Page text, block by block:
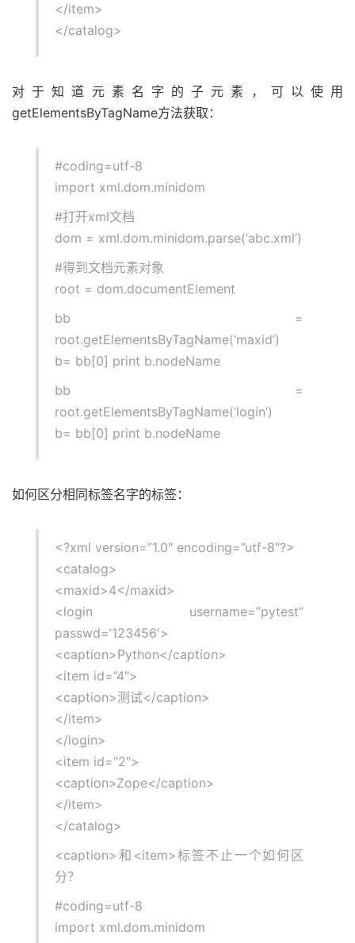
</item>
</catalog>
对于知道元素名字的子元素，可以使用
getElementsByTagName方法获取：
#coding=utf-8
import xml.dom.minidom
#打开xml文档
dom = xml.dom.minidom.parse(‘abc.xml’)
#得到文档元素对象
root = dom.documentElement
bb =
root.getElementsByTagName(‘maxid’)
b= bb[0] print b.nodeName
bb =
root.getElementsByTagName(‘login’)
b= bb[0] print b.nodeName
如何区分相同标签名字的标签：
<?xml version=”1.0″ encoding=”utf-8″?>
<catalog>
<maxid>4</maxid>
<login username=”pytest”
passwd=’123456′>
<caption>Python</caption>
<item id=”4″>
<caption>测试</caption>
</item>
</login>
<item id=”2″>
<caption>Zope</caption>
</item>
</catalog>
<caption>和<item>标签不止一个如何区
分？
#coding=utf-8
import xml.dom.minidom